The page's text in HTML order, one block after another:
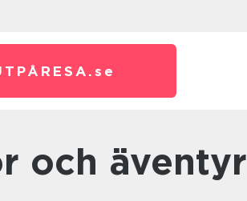
se
och äventyr